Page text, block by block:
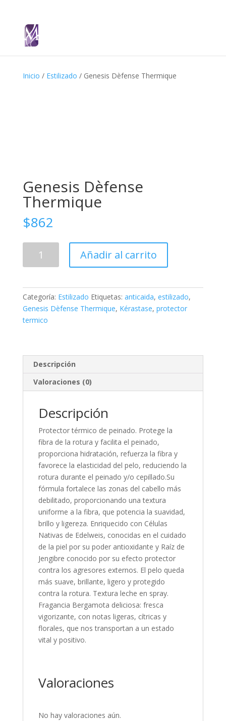
Inicio / Estilizado / Genesis Dèfense Thermique
Genesis Dèfense
Thermique
$862
Dèfense
Añadir al carrito
Categoría: Estilizado Etiquetas: anticaida, estilizado,
Genesis Dèfense Thermique, Kérastase, protector
termico
Descripción
Valoraciones (0)
Descripción
Protector térmico de peinado. Protege la
fibra de la rotura y facilita el peinado,
proporciona hidratación, refuerza la fibra y
favorece la elasticidad del pelo, reduciendo la
rotura durante el peinado y/o cepillado.Su
fórmula fortalece las zonas del cabello más
debilitado, proporcionando una textura
uniforme a la fibra, que potencia la suavidad,
brillo y ligereza. Enriquecido con Células
Nativas de Edelweis, conocidas en el cuidado
de la piel por su poder antioxidante y Raíz de
Jengibre conocido por su efecto protector
contra los agresores externos. El pelo queda
más suave, brillante, ligero y protegido
contra la rotura. Textura leche en spray.
Fragancia Bergamota deliciosa: fresca
vigorizante, con notas ligeras, cítricas y
florales, que nos transportan a un estado
vital y positivo.
Valoraciones
No hay valoraciones aún.